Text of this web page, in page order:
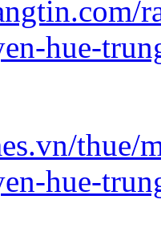
hue-
thue/
hue-